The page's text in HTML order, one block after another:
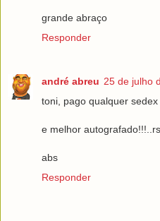
grande abraço
Responder
andré abreu 25 de julho
toni, pago qualquer
e melhor
abs
Responder